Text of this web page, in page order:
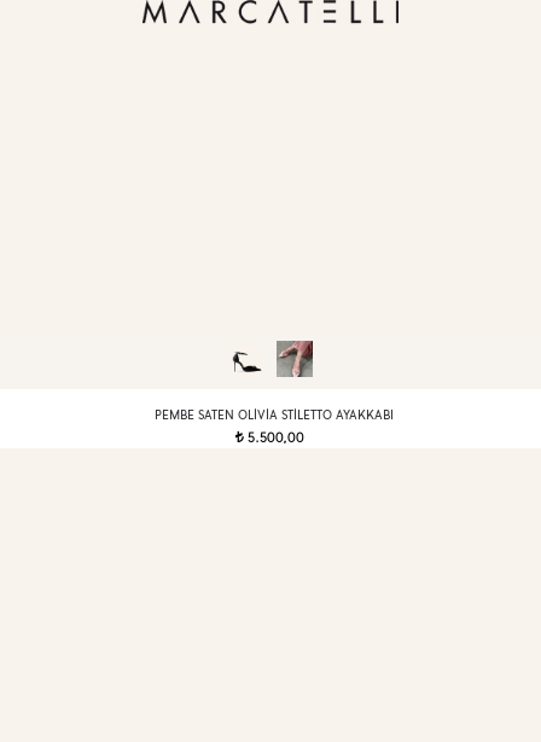
PEMBE SATEN OLIVIA STILETTO AYAKKABI
t5.500,00